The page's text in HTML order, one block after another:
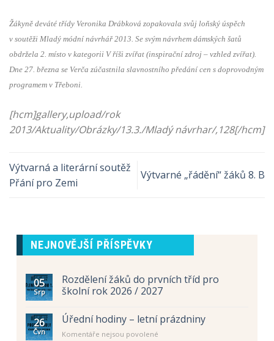
Žákyně deváté třídy Veronika Drábková zopakovala svůj loňský úspěch
v soutěži Mladý módní návrhář 2013. Se svým návrhem dámských šatů
obdržela 2. místo v kategorii V říši zvířat (inspirační zdroj – vzhled zvířat).
Dne 27. března se Verča zúčastnila slavnostního předání cen s doprovodným
programem v Třeboni.
[hcm]gallery,upload/rok
2013/Aktuality/Obrázky/13.3./Mladý návrhar/,128[/hcm]
Výtvarná a literární soutěž
Přání pro Zemi
Výtvarné „řádění“ žáků 8. B
NEJNOVĚJŠÍ PŘÍSPĚVKY
05
Srp
Rozdělení žáků do prvních tříd pro
školní rok 2026 / 2027
26
Čvn
Úřední hodiny – letní prázdniny
Komentáře nejsou povolené